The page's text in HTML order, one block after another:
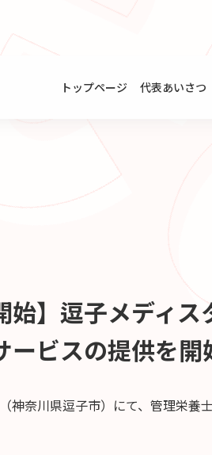
トップページ 代表あいさつ
始】逗子メディ
ービスの提供を開
神奈川県逗子市）にて、管理栄養